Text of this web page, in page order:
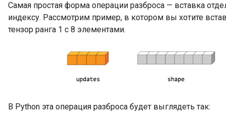
Самая простая форма операции разброса — вставка
индексу. Рассмотрим пример, в котором вы хотите
тензор ранга 1 с 8 элементами.
В Python эта операция разброса будет выглядеть так: